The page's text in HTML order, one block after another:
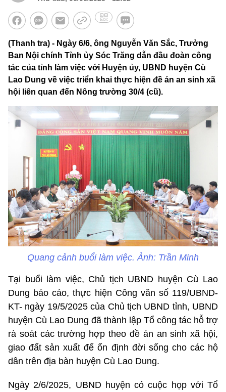
(Thanh tra) - Ngày 6/6, ông Nguyễn Văn Sắc, Trưởng
Ban Nội chính Tỉnh ủy Sóc Trăng dẫn đầu đoàn công
tác của tỉnh làm việc với Huyện ủy, UBND huyện Cù
Lao Dung về việc triển khai thực hiện đề án an sinh xã
hội liên quan đến Nông trường 30/4 (cũ).
Quang cảnh buổi làm việc. Ảnh: Trần Minh
Tại buổi làm việc, Chủ tịch UBND huyện Cù Lao
Dung báo cáo, thực hiện Công văn số 119/UBND-
KT- ngày 19/5/2025 của Chủ tịch UBND tỉnh, UBND
huyện Cù Lao Dung đã thành lập Tổ công tác hỗ trợ
rà soát các trường hợp theo đề án an sinh xã hội,
giao đất sản xuất để ổn định đời sống cho các hộ
dân trên địa bàn huyện Cù Lao Dung.
Ngày 2/6/2025, UBND huyện có cuộc họp với Tổ